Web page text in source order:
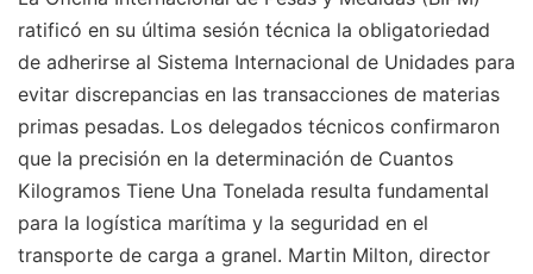
ratificó en su última sesión técnica la obligatoriedad
de adherirse al Sistema Internacional de Unidades para
evitar discrepancias en las transacciones de materias
primas pesadas. Los delegados técnicos confirmaron
que la precisión en la determinación de Cuantos
Kilogramos Tiene Una Tonelada resulta fundamental
para la logística marítima y la seguridad en el
transporte de carga a granel. Martin Milton, director